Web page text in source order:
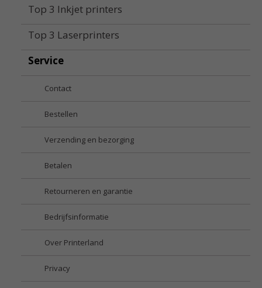
Top 3 Inkjet printers
Top 3 Laserprinters
Service
Contact
Bestellen
Verzending en bezorging
Betalen
Retourneren en garantie
Bedrijfsinformatie
Over Printerland
Privacy